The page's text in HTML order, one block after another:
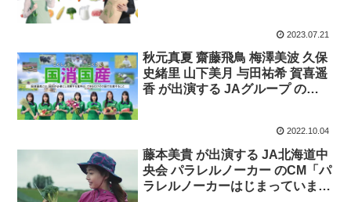
2023.07.21
秋元真夏 齋藤飛鳥 梅澤美波 久保
史緒里 山下美月 与田祐希 賀喜遥
香 が出演する JAグループ の
2022.10.04
藤本美貴 が出演する JA北海道中
央会 パラレルノーカー のCM「パ
ラレルノーカーはじまっていま